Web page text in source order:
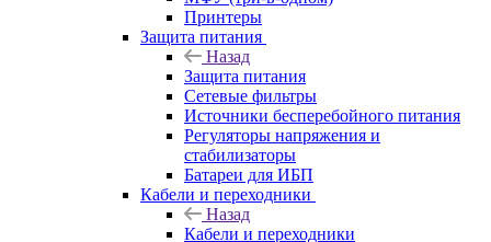
Принтеры
Защита питания
Назад
Защита питания
Сетевые фильтры
Источники бесперебойного питания
Регуляторы напряжения и
стабилизаторы
Батареи для ИБП
Кабели и переходники
Назад
Кабели и переходники